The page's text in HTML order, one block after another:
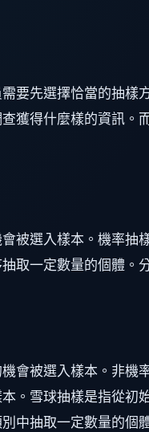
要先選擇恰當的抽
獲得什麼樣的資訊。
被選入樣本。機率
取一定數量的個體
會被選入樣本。非
。雪球抽樣是指從
中抽取一定數量的個